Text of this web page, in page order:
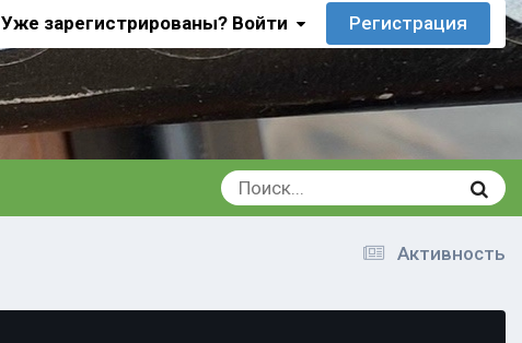
Уже зарегистрированы? Войти Регистрация
Активность